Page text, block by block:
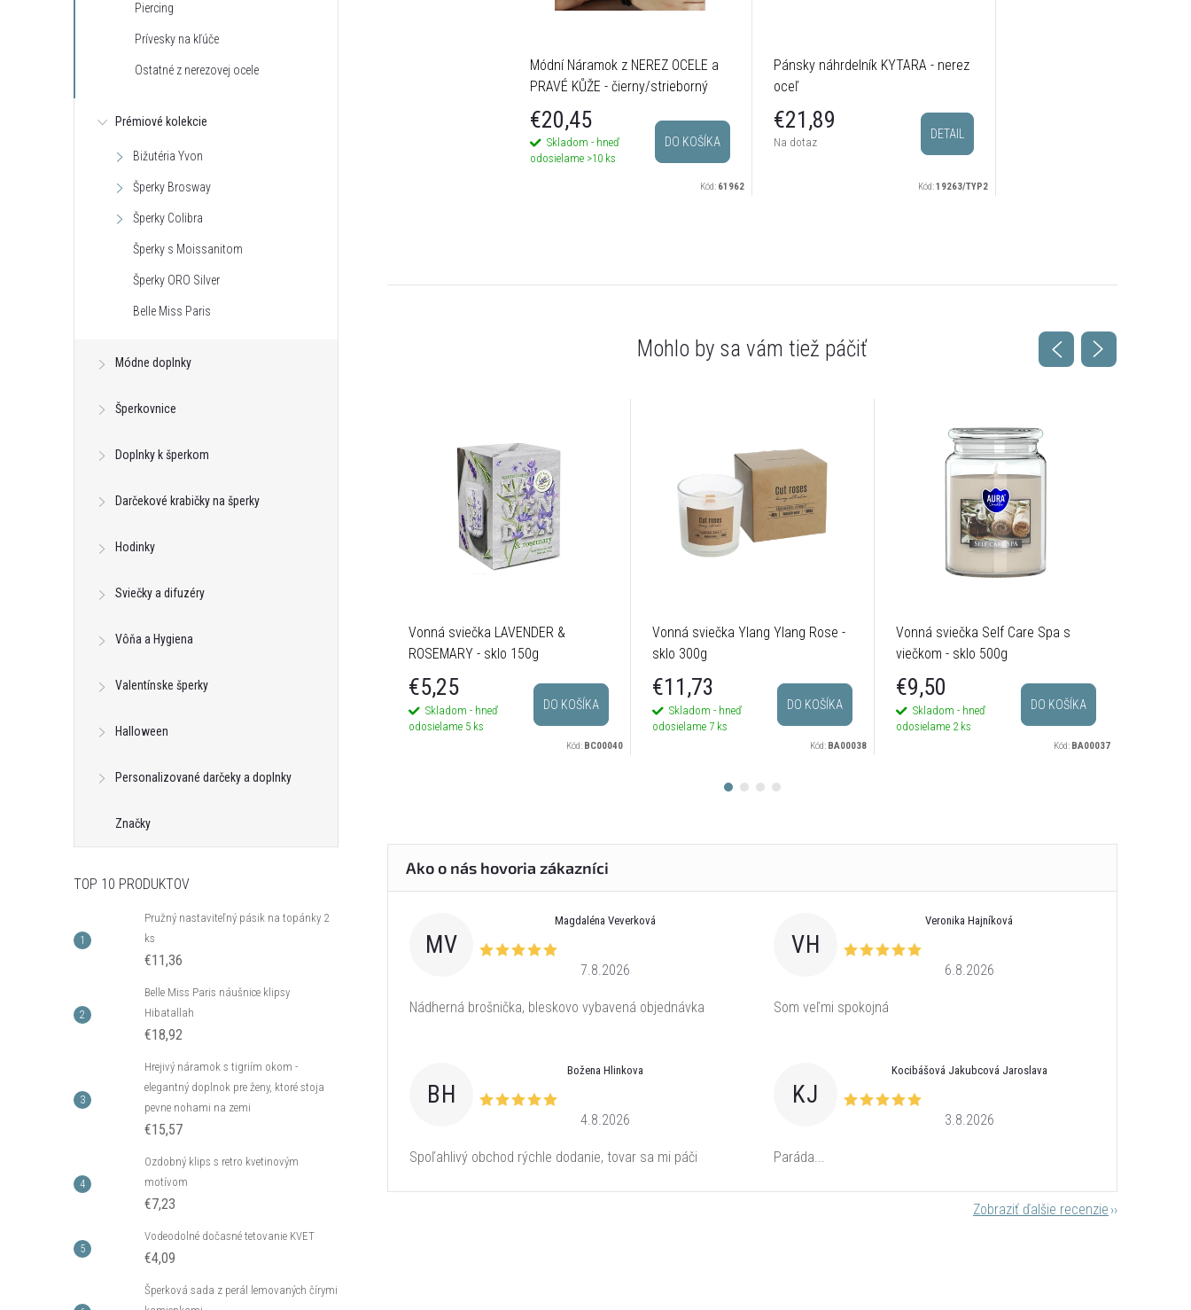
Piercing
Prívesky na kľúče
Ostatné z nerezovej ocele
Prémiové kolekcie
Bižutéria Yvon
Šperky Brosway
Šperky Colibra
Šperky s Moissanitom
Šperky ORO Silver
Belle Miss Paris
Módne doplnky
Šperkovnice
Doplnky k šperkom
Darčekové krabičky na šperky
Hodinky
Sviečky a difuzéry
Vôňa a Hygiena
Valentínske šperky
Halloween
Personalizované darčeky a doplnky
Značky
TOP 10 PRODUKTOV
Pružný nastaviteľný pásik na topánky 2
ks
€11,36
Belle Miss Paris náušnice klipsy
Hibatallah
€18,92
Hrejivý náramok s tigriím okom -
elegantný doplnok pre ženy, ktoré stoja
pevne nohami na zemi
€15,57
Ozdobný klips s retro kvetinovým
motívom
€7,23
Vodeodolné dočasné tetovanie KVET
€4,09
Šperková sada z perál lemovaných čírymi
Módní Náramok z NEREZ OCELE a
PRAVÉ KŮŽE - čierny/strieborný
€20,45
Skladom - hneď
odosielame >10 ks
DO KOŠÍKA
Kód: 61962
Pánsky náhrdelník KYTARA - nerez
oceľ
€21,89
Na dotaz
DETAIL
Kód:19263/TYP2
Vonná sviečka Monstera Big Blue -
€18,46
Vonná sviečka LAVENDER &
ROSEMARY - sklo 150g
€5,25
Skladom - hneď
odosielame 5 ks
DO KOŠÍKA
Kód: BC00040
Vonná sviečka Ylang Ylang Rose -
sklo 300g
€11,73
Skladom - hneď
odosielame 7 ks
DO KOŠÍKA
Kód: BA00038
Vonná sviečka Self Care Spa s
viečkom - sklo 500g
€9,50
Skladom - hneď
odosielame 2 ks
DO KOŠÍKA
Kód: BA00037
MV
Magdaléna Veverková
7.8.2026
Nádherná brošnička, bleskovo vybavená objednávka
VH
Veronika Hajníková
6.8.2026
Som veľmi spokojná
BH
Božena Hlinkova
4.8.2026
Spoľahlivý obchod rýchle dodanie, tovar sa mi páči
KJ
Kocibášová Jakubcová Jaroslava
3.8.2026
Paráda...
Zobraziť ďalšie recenzie